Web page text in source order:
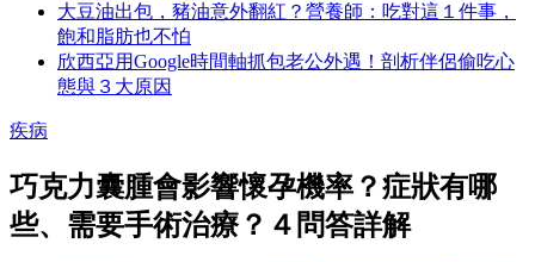
大豆油出包，豬油意外翻紅？營養師：吃對這１件事，
飽和脂肪也不怕
欣西亞用Google時間軸抓包老公外遇！剖析伴侶偷吃心
態與３大原因
疾病
巧克力囊腫會影響懷孕機率？症狀有哪
些、需要手術治療？４問答詳解